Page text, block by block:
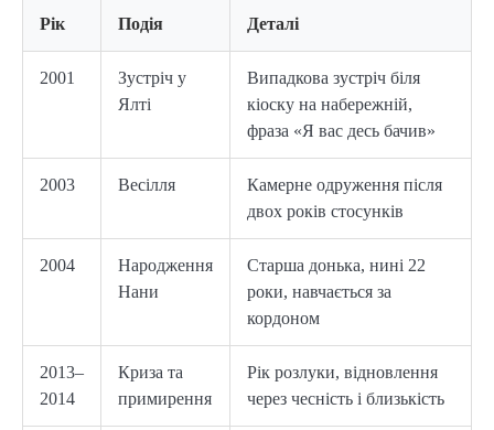
Рік Подія Деталі
2001
Зустріч у
Ялті
Випадкова зустріч біля
кіоску на набережній,
фраза «Я вас десь бачив»
2003 Весілля
Камерне одруження після
двох років стосунків
2004
Народження
Нани
Старша донька, нині 22
роки, навчається за
кордоном
2013–
2014
Криза та
примирення
Рік розлуки, відновлення
через чесність і близькість